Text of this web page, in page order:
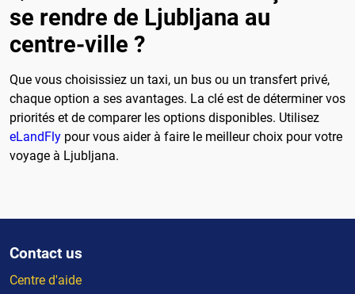
se rendre de Ljubljana au
centre-ville ?
Que vous choisissiez un taxi, un bus ou un transfert privé,
chaque option a ses avantages. La clé est de déterminer vos
priorités et de comparer les options disponibles. Utilisez
eLandFly pour vous aider à faire le meilleur choix pour votre
voyage à Ljubljana.
Contact us
Centre d'aide